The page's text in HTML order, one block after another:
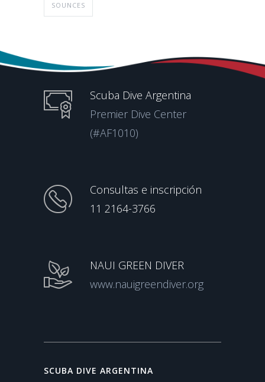
SOUNCES
Scuba Dive Argentina
Premier Dive Center
(#AF1010)
Consultas e inscripción
11 2164-3766
NAUI GREEN DIVER
www.nauigreendiver.org
SCUBA DIVE ARGENTINA